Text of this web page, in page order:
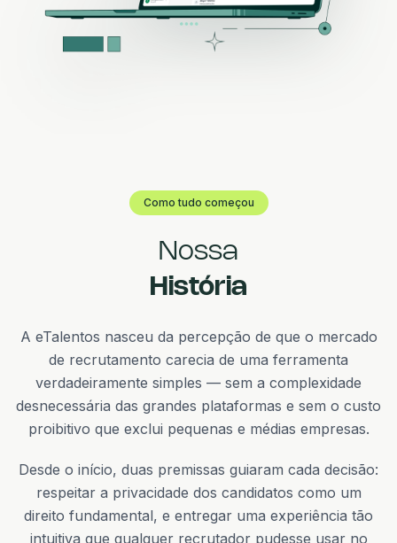
Como tudo começou
Nossa
História
A eTalentos nasceu da percepção de que o mercado
de recrutamento carecia de uma ferramenta
verdadeiramente simples — sem a complexidade
desnecessária das grandes plataformas e sem o custo
proibitivo que exclui pequenas e médias empresas.
Desde o início, duas premissas guiaram cada decisão:
respeitar a privacidade dos candidatos como um
direito fundamental, e entregar uma experiência tão
intuitiva que qualquer recrutador pudesse usar no